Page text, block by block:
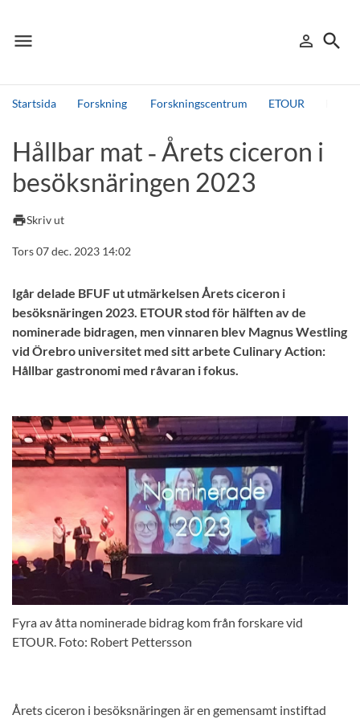
menu
Meny person_outline
Logga in
search
Sök
Startsida Forskning Forskningscentrum ETOUR
Andra söktjänster
Detta är vår testmiljö - endast testdata
Hållbar mat ‑ Årets ciceron i
besöksnäringen 2023
printSkriv ut
Tors 07 dec. 2023 14:02
Igår delade BFUF ut utmärkelsen Årets ciceron i
besöksnäringen 2023. ETOUR stod för hälften av de
nominerade bidragen, men vinnaren blev Magnus Westling
vid Örebro universitet med sitt arbete Culinary Action:
Hållbar gastronomi med råvaran i fokus.
Fyra av åtta nominerade bidrag kom från forskare vid
ETOUR. Foto: Robert Pettersson
Årets ciceron i besöksnäringen är en gemensamt instiftad